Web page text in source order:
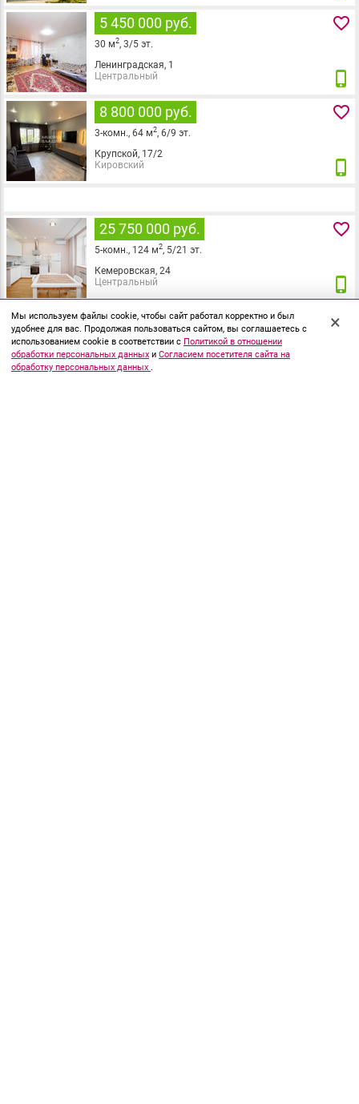
Мы используем файлы cookie, чтобы сайт работал корректно и был
удобнее для вас. Продолжая пользоваться сайтом, вы соглашаетесь с
использованием cookie в соответствии с Политикой в отношении
обработки персональных данных и Согласием посетителя сайта на
обработку персональных данных .
×
5 450 000 руб.
30 м2, 3/5 эт.
Ленинградская, 1
Центральный
favorite_border
phone_iphone
8 800 000 руб.
3-комн., 64 м2, 6/9 эт.
Крупской, 17/2
Кировский
favorite_border
phone_iphone
25 750 000 руб.
5-комн., 124 м2, 5/21 эт.
Кемеровская, 24
Центральный
favorite_border
phone_iphone
3 500 000 руб.
2-комн.,45м ,3/5 эт.
Крутогорская, 3
Советский
favorite_border